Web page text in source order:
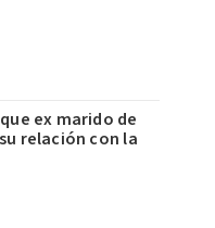
ex marido de
relación con la